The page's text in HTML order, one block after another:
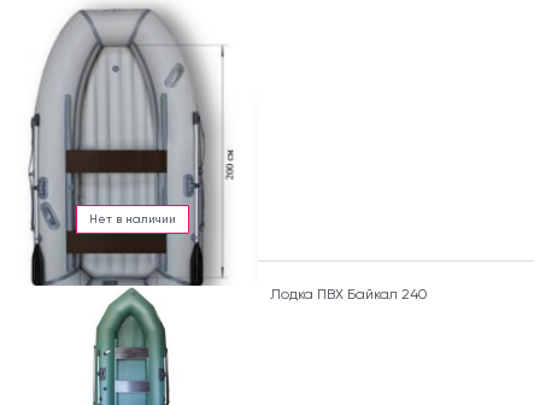
Нет в наличии
Лодка ПВХ Байкал 240